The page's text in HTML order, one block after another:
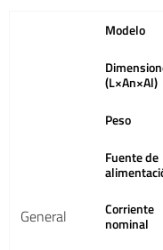
General
Modelo
(L×An×Al)
Peso
Fuente de
Corriente
nominal